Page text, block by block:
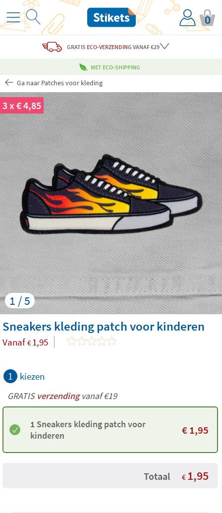
0
GRATIS ECO-VERZENDING VANAF €29
MET ECO-SHIPPING
Ga naar Patches voor kleding
1 / 5
3 x € 4,85
Sneakers kleding patch voor kinderen
Vanaf € 1,95
1 kiezen
GRATISverzendingvanaf €19
1 Sneakers kleding patch voor
kinderen
€1,95
Totaal € 1,95